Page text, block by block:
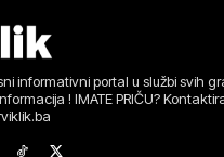
informativni portal u službi svih
! IMATE PRIČU?